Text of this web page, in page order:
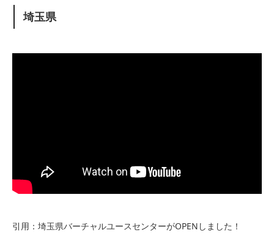
埼玉県
引用：埼玉県バーチャルユースセンターがOPENしました！